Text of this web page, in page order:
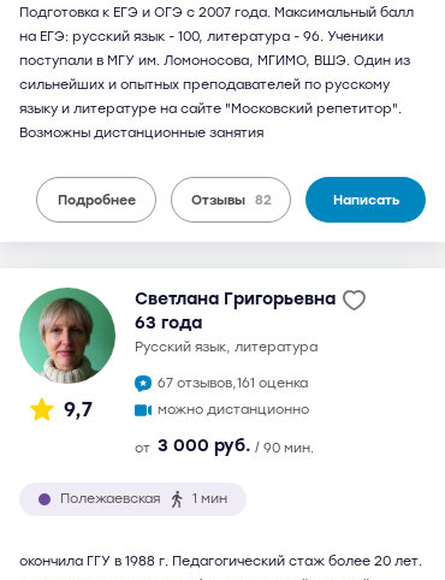
Подготовка к ЕГЭ и ОГЭ с 2007 года. Максимальный балл
на ЕГЭ: русский язык - 100, литература - 96. Ученики
поступали в МГУ им. Ломоносова, МГИМО, ВШЭ. Один из
сильнейших и опытных преподавателей по русскому
языку и литературе на сайте "Московский репетитор".
Возможны дистанционные занятия
Подробнее Отзывы 82 Написать
9,7
Светлана Григорьевна
63 года
русский язык, литература
67 отзывов,161 оценка
можно дистанционно
от 3 000 руб. / 90 мин.
Полежаевская 1 мин
окончила ГГУ в 1988 г. Педагогический стаж более 20 лет.